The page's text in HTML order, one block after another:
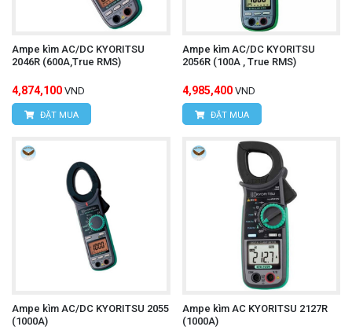
Ampe kìm AC/DC KYORITSU
2046R (600A,True RMS)
4,874,100 VND
ĐẶT MUA
Ampe kìm AC/DC KYORITSU
2056R (100A , True RMS)
4,985,400 VND
ĐẶT MUA
Ampe kìm AC/DC KYORITSU 2055
(1000A)
Ampe kìm AC KYORITSU 2127R
(1000A)